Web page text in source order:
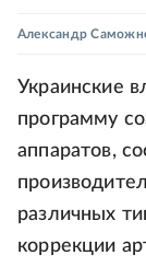
Александр
Украинские
программу
аппаратов,
различных
коррекции